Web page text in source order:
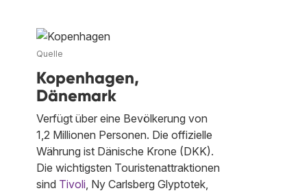
Quelle
Kopenhagen,
Dänemark
Verfügt über eine Bevölkerung von
1,2 Millionen Personen. Die offizielle
Währung ist Dänische Krone (DKK).
Die wichtigsten Touristenattraktionen
sind Tivoli, Ny Carlsberg Glyptotek,